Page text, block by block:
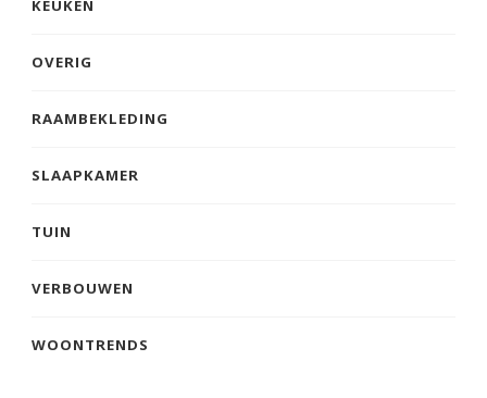
KEUKEN
OVERIG
RAAMBEKLEDING
SLAAPKAMER
TUIN
VERBOUWEN
WOONTRENDS